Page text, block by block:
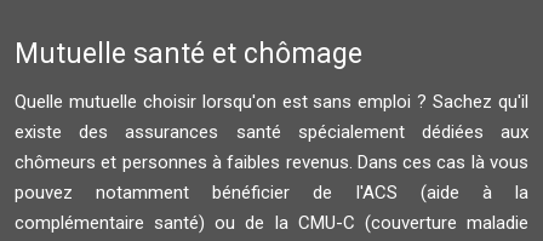
Mutuelle santé et chômage
Quelle mutuelle choisir lorsqu'on est sans emploi ? Sachez qu'il
existe des assurances santé spécialement dédiées aux
chômeurs et personnes à faibles revenus. Dans ces cas là vous
pouvez notamment bénéficier de l'ACS (aide à la
complémentaire santé) ou de la CMU-C (couverture maladie